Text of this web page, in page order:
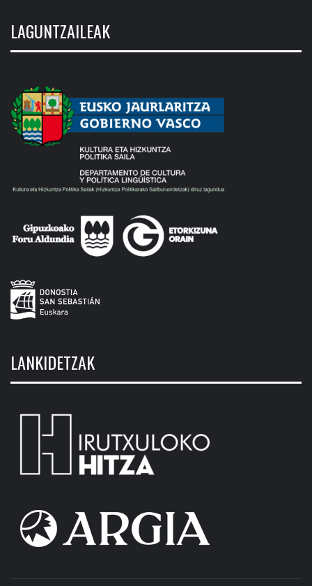
LAGUNTZAILEAK
LANKIDETZAK